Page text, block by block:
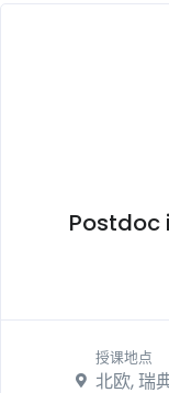
Postdoc
授课地点
北欧, 瑞